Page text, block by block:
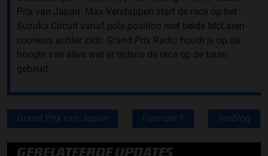
Prix van Japan. Max Verstappen start de race op het
Suzuka Circuit vanaf pole position met beide McLaren-
coureurs achter zich. Grand Prix Radio houdt je op de
hoogte van alles wat er tijdens de race op de baan
gebeurt.
Grand Prix van Japan Formule 1 liveblog
GERELATEERDE UPDATES